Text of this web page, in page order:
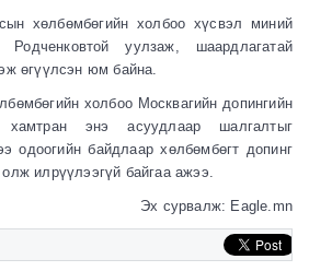
хөлбөмбөгийн холбоо хүсвэл миний
Родченковтой уулзаж, шаардлагатай
өгүүлсэн юм байна.
холбоо Москвагийн допингийн
хамтран энэ асуудлаар шалгалтыг
одоогийн байдлаар хөлбөмбөгт допинг
илрүүлээгүй байгаа ажээ.
Эх сурвалж: Eagle.mn